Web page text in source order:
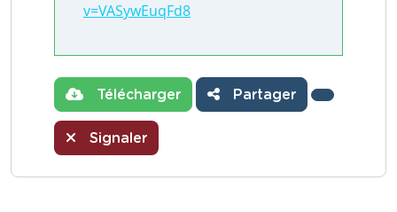
v=VASywEuqFd8
Télécharger Partager
Signaler